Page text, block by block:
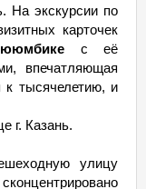
На экскурсии по
карточек
с её
впечатляющая
к тысячелетию, и
г. Казань.
улицу